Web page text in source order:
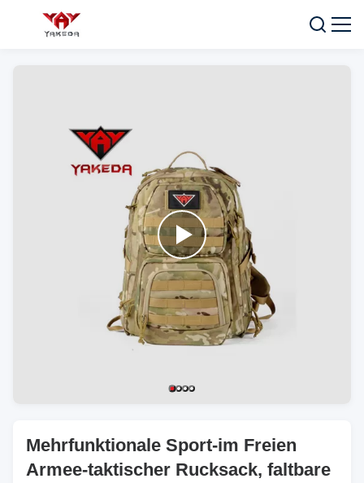
Mehrfunktionale Sport-im Freien
Armee-taktischer Rucksack, faltbare